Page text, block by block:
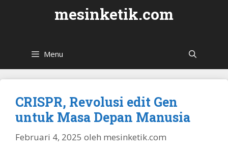
mesinketik.com
Menu
CRISPR, Revolusi edit Gen
untuk Masa Depan Manusia
Februari 4, 2025 oleh mesinketik.com